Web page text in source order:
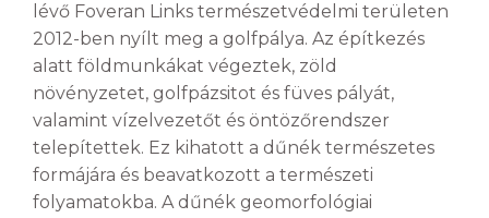
lévő Foveran Links természetvédelmi területen
2012-ben nyílt meg a golfpálya. Az építkezés
alatt földmunkákat végeztek, zöld
növényzetet, golfpázsitot és füves pályát,
valamint vízelvezetőt és öntözőrendszer
telepítettek. Ez kihatott a dűnék természetes
formájára és beavatkozott a természeti
folyamatokba. A dűnék geomorfológiai